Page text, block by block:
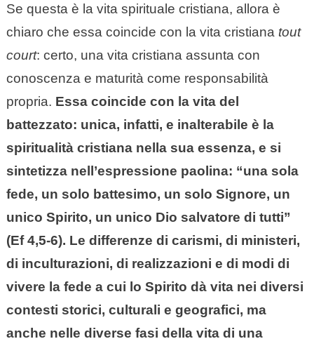
Se questa è la vita spirituale cristiana, allora è
chiaro che essa coincide con la vita cristiana tout
court: certo, una vita cristiana assunta con
conoscenza e maturità come responsabilità
propria. Essa coincide con la vita del
battezzato: unica, infatti, e inalterabile è la
spiritualità cristiana nella sua essenza, e si
sintetizza nell’espressione paolina: “una sola
fede, un solo battesimo, un solo Signore, un
unico Spirito, un unico Dio salvatore di tutti”
(Ef 4,5-6). Le differenze di carismi, di ministeri,
di inculturazioni, di realizzazioni e di modi di
vivere la fede a cui lo Spirito dà vita nei diversi
contesti storici, culturali e geografici, ma
anche nelle diverse fasi della vita di una